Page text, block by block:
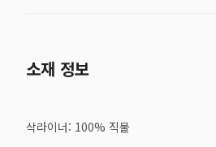
소재 정보
삭라이너: 100% 직물